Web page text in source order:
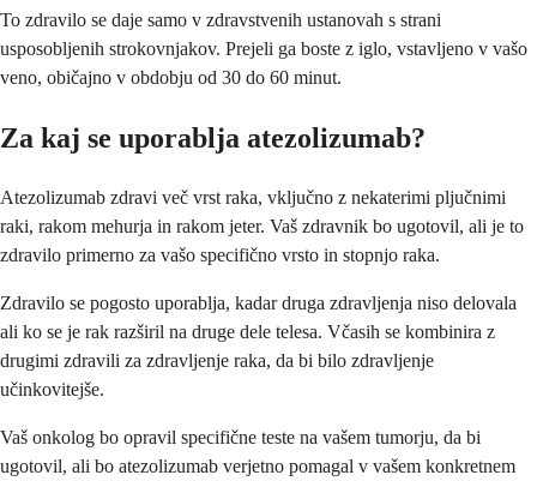
To zdravilo se daje samo v zdravstvenih ustanovah s strani
usposobljenih strokovnjakov. Prejeli ga boste z iglo, vstavljeno v vašo
veno, običajno v obdobju od 30 do 60 minut.
Za kaj se uporablja atezolizumab?
Atezolizumab zdravi več vrst raka, vključno z nekaterimi pljučnimi
raki, rakom mehurja in rakom jeter. Vaš zdravnik bo ugotovil, ali je to
zdravilo primerno za vašo specifično vrsto in stopnjo raka.
Zdravilo se pogosto uporablja, kadar druga zdravljenja niso delovala
ali ko se je rak razširil na druge dele telesa. Včasih se kombinira z
drugimi zdravili za zdravljenje raka, da bi bilo zdravljenje
učinkovitejše.
Vaš onkolog bo opravil specifične teste na vašem tumorju, da bi
ugotovil, ali bo atezolizumab verjetno pomagal v vašem konkretnem